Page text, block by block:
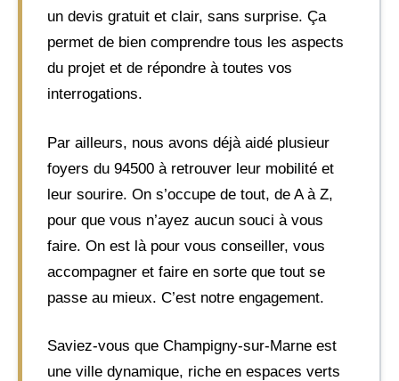
un devis gratuit et clair, sans surprise. Ça
permet de bien comprendre tous les aspects
du projet et de répondre à toutes vos
interrogations.
Par ailleurs, nous avons déjà aidé plusieur
foyers du 94500 à retrouver leur mobilité et
leur sourire. On s’occupe de tout, de A à Z,
pour que vous n’ayez aucun souci à vous
faire. On est là pour vous conseiller, vous
accompagner et faire en sorte que tout se
passe au mieux. C’est notre engagement.
Saviez-vous que Champigny-sur-Marne est
une ville dynamique, riche en espaces verts